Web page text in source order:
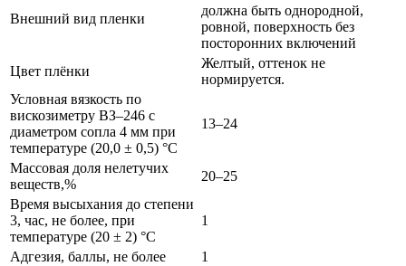
Внешний вид пленки
должна быть однородной,
ровной, поверхность без
посторонних включений
Цвет плёнки
Желтый, оттенок не
нормируется.
Условная вязкость по
вискозиметру ВЗ–246 с
диаметром сопла 4 мм при
температуре (20,0 ± 0,5) °C
13–24
Массовая доля нелетучих
веществ,%
20–25
Время высыхания до степени
3, час, не более, при
температуре (20 ± 2) °C
1
Адгезия, баллы, не более
1